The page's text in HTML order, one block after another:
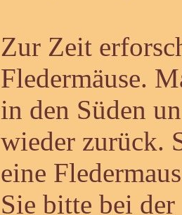
Zur Zeit
Fledermäuse.
in den Süden
wieder zurück.
eine
Sie bitte bei